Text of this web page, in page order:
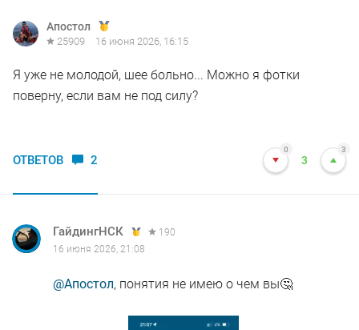
Апостол
25909 16 июня 2026, 16:15
Я уже не молодой, шее больно... Можно я фотки
поверну, если вам не под силу?
ОТВЕТОВ 2
0
3
3
ГайдингНСК
190
16 июня 2026, 21:08
@Апостол, понятия не имею о чем вы🤔